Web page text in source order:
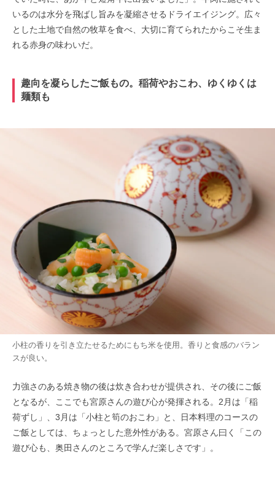
いるのは水分を飛ばし旨みを凝縮させるドライエイジング。広々
とした土地で自然の牧草を食べ、大切に育てられたからこそ生ま
れる赤身の味わいだ。
趣向を凝らしたご飯もの。稲荷やおこわ、ゆくゆくは
麺類も
小柱の香りを引き立たせるためにもち米を使用。香りと食感のバラン
スが良い。
力強さのある焼き物の後は炊き合わせが提供され、その後にご飯
となるが、ここでも宮原さんの遊び心が発揮される。2月は「稲
荷ずし」、3月は「小柱と筍のおこわ」と、日本料理のコースの
ご飯としては、ちょっとした意外性がある。宮原さん曰く「この
遊び心も、奥田さんのところで学んだ楽しさです」。